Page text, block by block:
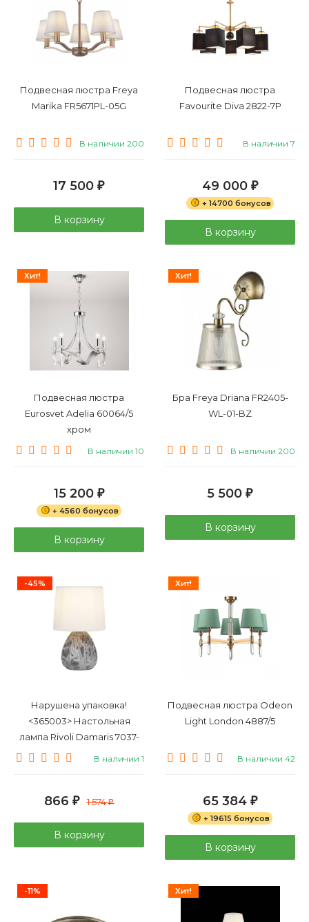
Подвесная люстра Freya
Marika FR5671PL-05G
В наличии 200
17 500 ₽
В корзину
Подвесная люстра
Favourite Diva 2822-7P
В наличии 7
49 000 ₽
+ 14700 бонусов
В корзину
Хит!
Подвесная люстра
Eurosvet Adelia 60064/5
хром
В наличии 10
15 200 ₽
+ 4560 бонусов
В корзину
Хит!
Бра Freya Driana FR2405-
WL-01-BZ
В наличии 200
5 500 ₽
В корзину
-45%
Нарушена упаковка!
<365003> Настольная
лампа Rivoli Damaris 7037-
501 (Б0053456)
В наличии 1
866 ₽ 1 574₽
В корзину
Хит!
Подвесная люстра Odeon
Light London 4887/5
В наличии 42
65 384 ₽
+ 19615 бонусов
В корзину
-11% Хит!